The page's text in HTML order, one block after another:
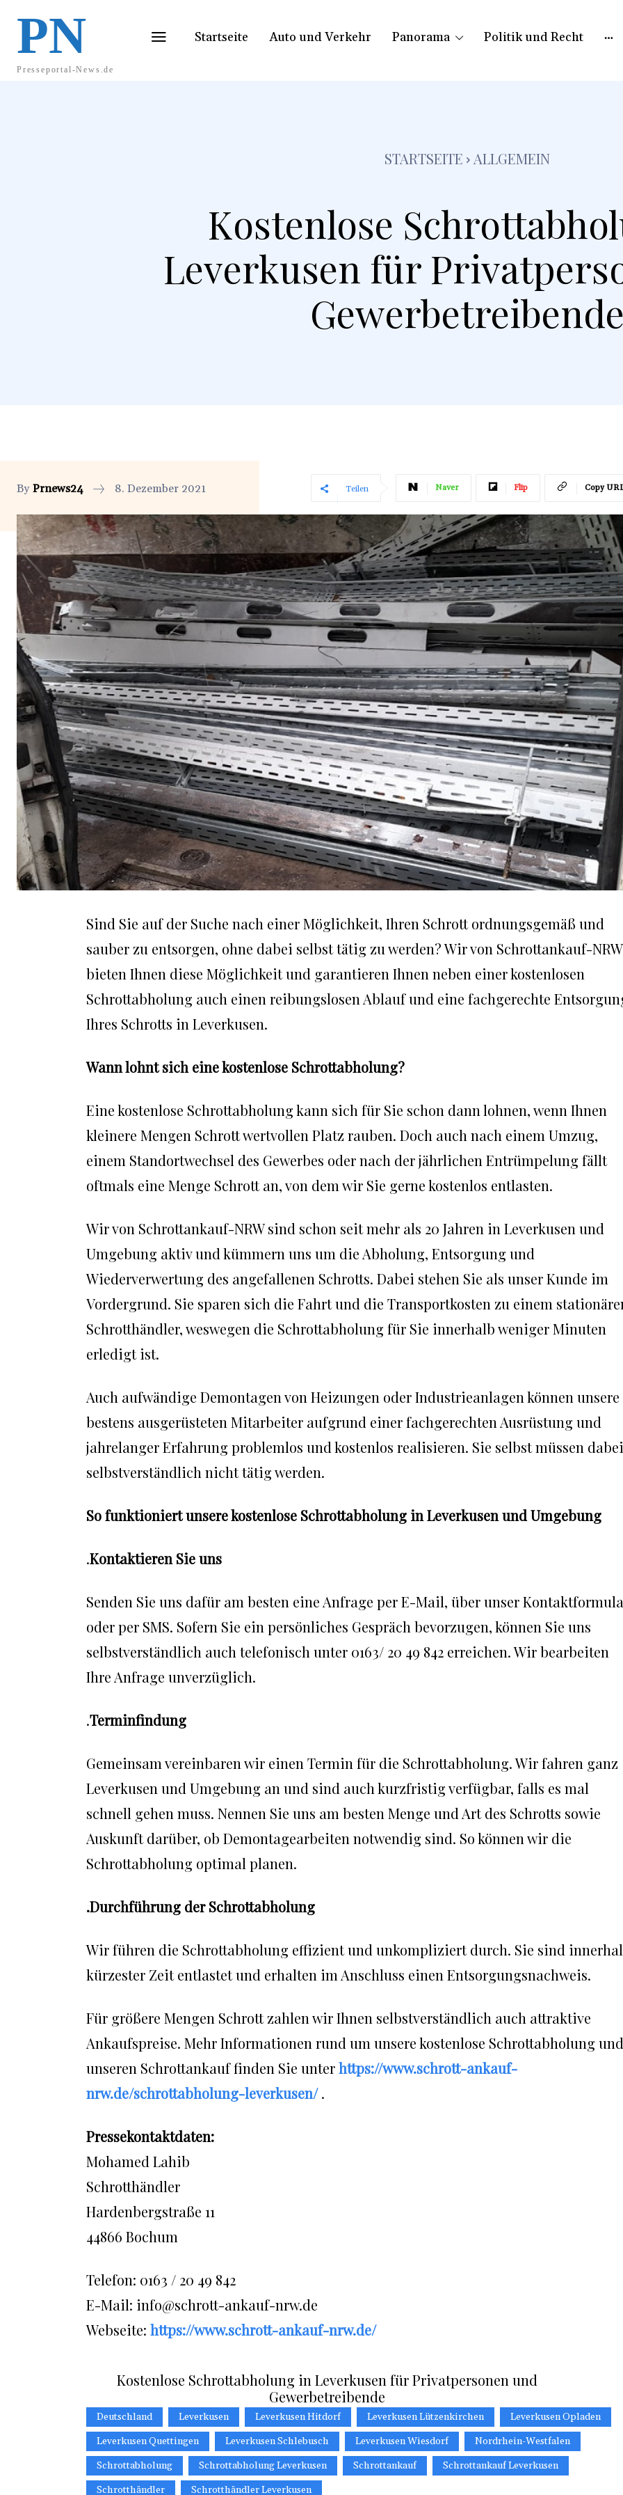
PN
Presseportal-News.de
Startseite Auto und Verkehr Panorama Politik und Recht
STARTSEITE ALLGEMEIN
Kostenlose
Leverkusen für
By Prnews24 8. Dezember 2021 Teilen Naver Flip Copy
Sind Sie auf der Suche nach einer Möglichkeit, Ihren Schrott ordnungsgemäß und
sauber zu entsorgen, ohne dabei selbst tätig zu werden? Wir von Schrottankauf-NRW
bieten Ihnen diese Möglichkeit und garantieren Ihnen neben einer kostenlosen
Schrottabholung auch einen reibungslosen Ablauf und eine fachgerechte
Ihres Schrotts in Leverkusen.
Wann lohnt sich eine kostenlose Schrottabholung?
Eine kostenlose Schrottabholung kann sich für Sie schon dann lohnen, wenn Ihnen
kleinere Mengen Schrott wertvollen Platz rauben. Doch auch nach einem Umzug,
einem Standortwechsel des Gewerbes oder nach der jährlichen Entrümpelung fällt
oftmals eine Menge Schrott an, von dem wir Sie gerne kostenlos entlasten.
Wir von Schrottankauf-NRW sind schon seit mehr als 20 Jahren in Leverkusen und
Umgebung aktiv und kümmern uns um die Abholung, Entsorgung und
Wiederverwertung des angefallenen Schrotts. Dabei stehen Sie als unser Kunde im
Vordergrund. Sie sparen sich die Fahrt und die Transportkosten zu einem
Schrotthändler, weswegen die Schrottabholung für Sie innerhalb weniger Minuten
erledigt ist.
Auch aufwändige Demontagen von Heizungen oder Industrieanlagen können unsere
bestens ausgerüsteten Mitarbeiter aufgrund einer fachgerechten Ausrüstung und
jahrelanger Erfahrung problemlos und kostenlos realisieren. Sie selbst müssen dabei
selbstverständlich nicht tätig werden.
So funktioniert unsere kostenlose Schrottabholung in Leverkusen und Umgebung
.Kontaktieren Sie uns
Senden Sie uns dafür am besten eine Anfrage per E-Mail, über unser
oder per SMS. Sofern Sie ein persönliches Gespräch bevorzugen, können Sie uns
selbstverständlich auch telefonisch unter 0163/ 20 49 842 erreichen. Wir bearbeiten
Ihre Anfrage unverzüglich.
.Terminfindung
Gemeinsam vereinbaren wir einen Termin für die Schrottabholung. Wir fahren ganz
Leverkusen und Umgebung an und sind auch kurzfristig verfügbar, falls es mal
schnell gehen muss. Nennen Sie uns am besten Menge und Art des Schrotts sowie
Auskunft darüber, ob Demontagearbeiten notwendig sind. So können wir die
Schrottabholung optimal planen.
.Durchführung der Schrottabholung
Wir führen die Schrottabholung effizient und unkompliziert durch. Sie sind
kürzester Zeit entlastet und erhalten im Anschluss einen Entsorgungsnachweis.
Für größere Mengen Schrott zahlen wir Ihnen selbstverständlich auch attraktive
Ankaufspreise. Mehr Informationen rund um unsere kostenlose Schrottabholung und
unseren Schrottankauf finden Sie unterhttps://www.schrott-ankauf-
nrw.de/schrottabholung-leverkusen/.
Pressekontaktdaten:
Mohamed Lahib
Schrotthändler
Hardenbergstraße 11
44866 Bochum
Telefon: 0163 / 20 49 842
E-Mail: info@schrott-ankauf-nrw.de
Webseite: https://www.schrott-ankauf-nrw.de/
Kostenlose Schrottabholung in Leverkusen für Privatpersonen und
Gewerbetreibende
Deutschland Leverkusen Leverkusen Hitdorf Leverkusen Lützenkirchen
Leverkusen Opladen
Leverkusen Quettingen
Leverkusen Schlebusch Leverkusen Wiesdorf
Nordrhein-Westfalen
Schrottabholung
Schrottabholung Leverkusen Schrottankauf
Schrottankauf Leverkusen
Schrotthändler
Schrotthändler Leverkusen